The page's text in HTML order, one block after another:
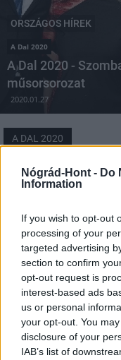
Nógrád-Hont - Do
Information
If you wish to opt-out
processing of your
targeted advertising
section to confirm
opt-out request is
interest-based ads
us or personal
your opt-out. You
disclosure of your
IAB’s list of
ORSZÁGOS HÍREK
A Dal 2020
A Dal 2020 -
műsorsorozat
2020.01.27
A DAL 2020
Név
E-mail cím
Feliratkozom a
szabályzatot!